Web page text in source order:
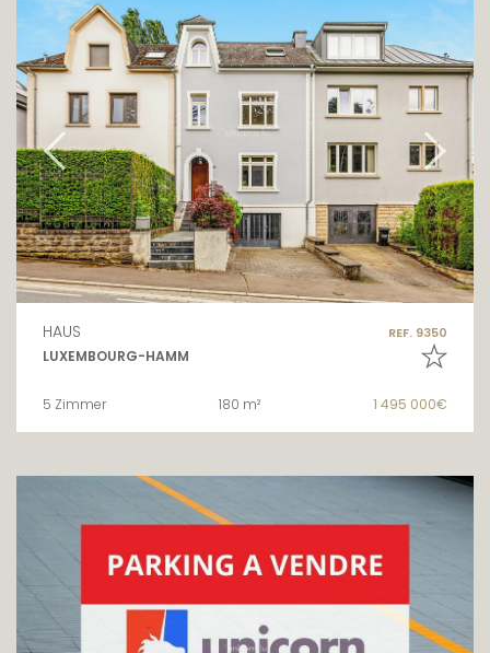
HAUS REF. 9350
LUXEMBOURG-HAMM
5 Zimmer 180 m² 1 495 000€